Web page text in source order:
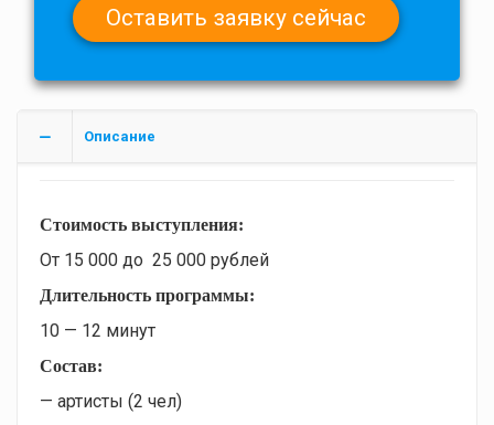
Описание
Стоимость выступления:
От 15 000 до 25 000 рублей
Длительность программы:
10 — 12 минут
Состав:
— артисты (2 чел)